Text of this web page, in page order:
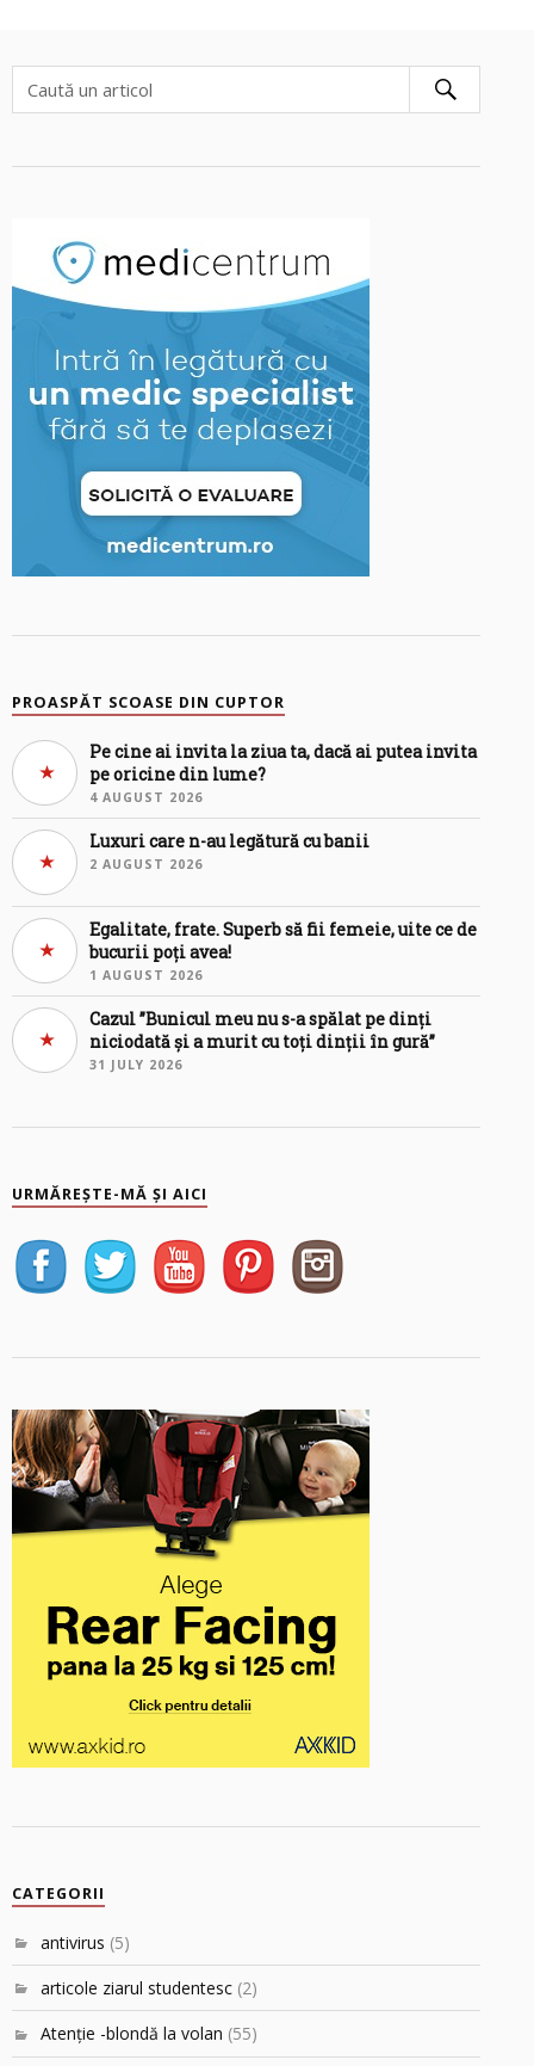
PROASPĂT SCOASE DIN CUPTOR
Pe cine ai invita la ziua ta, dacă ai putea invita
pe oricine din lume?
4 AUGUST 2026
Luxuri care n-au legătură cu banii
2 AUGUST 2026
Egalitate, frate. Superb să fii femeie, uite ce de
bucurii poți avea!
1 AUGUST 2026
Cazul ”Bunicul meu nu s-a spălat pe dinți
niciodată și a murit cu toți dinții în gură”
31 JULY 2026
URMĂREȘTE-MĂ ȘI AICI
CATEGORII
antivirus (5)
articole ziarul studentesc (2)
Atenţie -blondă la volan (55)